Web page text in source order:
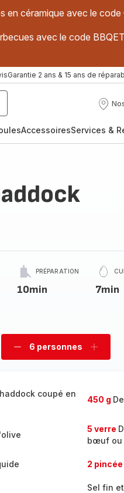
en céramique avec le code
avec le code
Garantie 2 ans & 15 ans de
Nos
AccessoiresServices &
PRÉPARATION
10min 7min
Supprimer
6 personnes
Ajouter
coupé en
450 g
5 verre
bœuf ou
2 pincée
Sel fin